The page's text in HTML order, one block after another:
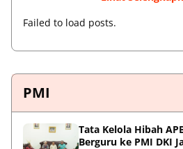
Failed to load posts.
PMI
Tata Kelola Hibah
Berguru ke PMI DKI